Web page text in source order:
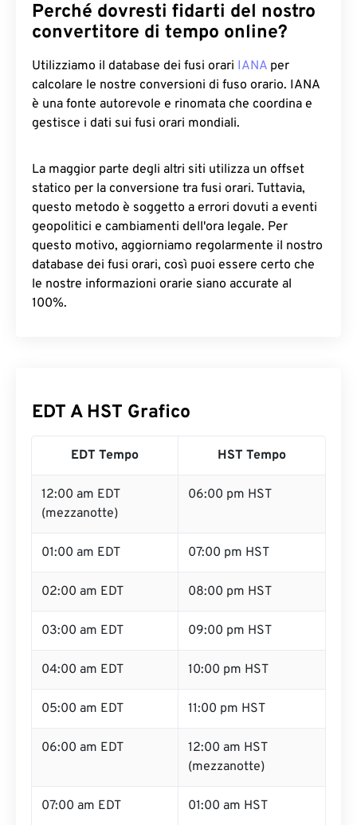
Perché dovresti fidarti del nostro
convertitore di tempo online?
Utilizziamo il database dei fusi orari IANA per
calcolare le nostre conversioni di fuso orario. IANA
è una fonte autorevole e rinomata che coordina e
gestisce i dati sui fusi orari mondiali.
La maggior parte degli altri siti utilizza un offset
statico per la conversione tra fusi orari. Tuttavia,
questo metodo è soggetto a errori dovuti a eventi
geopolitici e cambiamenti dell'ora legale. Per
questo motivo, aggiorniamo regolarmente il nostro
database dei fusi orari, così puoi essere certo che
le nostre informazioni orarie siano accurate al
100%.
EDT A HST Grafico
EDT Tempo HST Tempo
12:00 am EDT
(mezzanotte)
06:00 pm HST
01:00 am EDT 07:00 pm HST
02:00 am EDT 08:00 pm HST
03:00 am EDT 09:00 pm HST
04:00 am EDT 10:00 pm HST
05:00 am EDT 11:00 pm HST
06:00 am EDT
12:00 am HST
(mezzanotte)
07:00 am EDT 01:00 am HST